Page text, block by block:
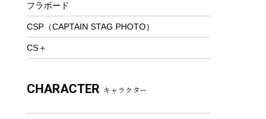
プレイグッズ
ウェルネス
フィットネス
フラボード
CSP（CAPTAIN STAG PHOTO）
CS＋
CHARACTER キャラクター